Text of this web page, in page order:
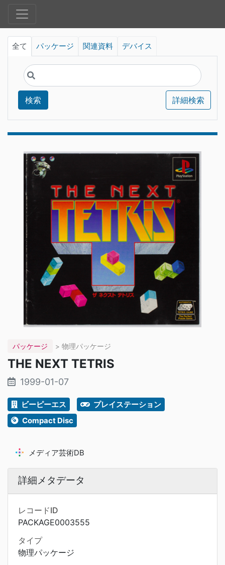
全て パッケージ 関連資料 デバイス
検索 詳細検索
パッケージ > 物理パッケージ
THE NEXT TETRIS
1999-01-07
ビーピーエス
プレイステーション
Compact Disc
メディア芸術DB
詳細メタデータ
レコードID
PACKAGE0003555
タイプ
物理パッケージ